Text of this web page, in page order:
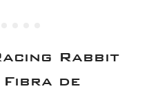
Rabbit
Fibra de